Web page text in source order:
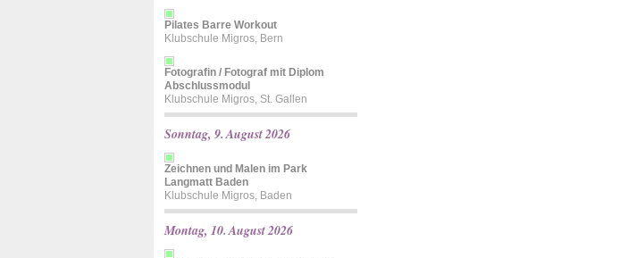
Pilates Barre Workout
Klubschule Migros, Bern
Fotografin / Fotograf mit Diplom
Abschlussmodul
Klubschule Migros, St. Gallen
Sonntag, 9. August 2026
Zeichnen und Malen im Park
Langmatt Baden
Klubschule Migros, Baden
Montag, 10. August 2026